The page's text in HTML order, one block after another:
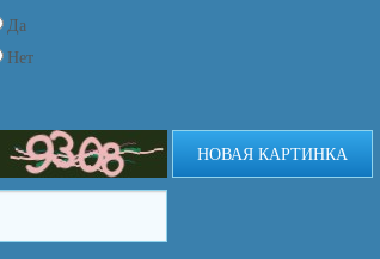
Да
Нет
НОВАЯ КАРТИНКА